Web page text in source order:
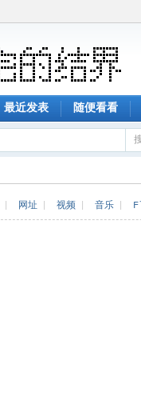
最近发表 随便看看
网址 视频 音乐